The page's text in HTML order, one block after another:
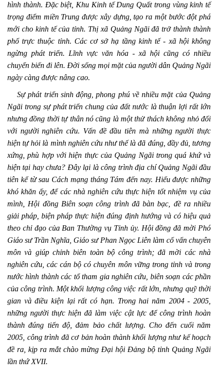
hình thành. Đặc biệt, Khu Kinh tế Dung Quất trong vùng kinh tế
trọng điểm miền Trung được xây dựng, tạo ra một bước đột phá
mới cho kinh tế của tỉnh. Thị xã Quảng Ngãi đã trở thành thành
phố trực thuộc tỉnh. Các cơ sở hạ tầng kinh tế - xã hội không
ngừng phát triển. Lĩnh vực văn hóa - xã hội cũng có nhiều
chuyển biến đi lên. Đời sống mọi mặt của người dân Quảng Ngãi
ngày càng được nâng cao.
Sự phát triển sinh động, phong phú về nhiều mặt của Quảng
Ngãi trong sự phát triển chung của đất nước là thuận lợi rất lớn
nhưng đồng thời tự thân nó cũng là một thử thách không nhỏ đối
với người nghiên cứu. Vấn đề đầu tiên mà những người thực
hiện tự hỏi là mình nghiên cứu như thế là đã đúng, đầy đủ, tương
xứng, phù hợp với hiện thực của Quảng Ngãi trong quá khứ và
hiện tại hay chưa? Đây lại là công trình địa chí Quảng Ngãi đầu
tiên kể từ sau Cách mạng tháng Tám đến nay. Hiểu được những
khó khăn ấy, để các nhà nghiên cứu thực hiện tốt nhiệm vụ của
mình, Hội đồng Biên soạn công trình đã bàn bạc, đề ra nhiều
giải pháp, biện pháp thực hiện đúng định hướng và có hiệu quả
theo chỉ đạo của Ban Thường vụ Tỉnh ủy. Hội đồng đã mời Phó
Giáo sư Trần Nghĩa, Giáo sư Phan Ngọc Liên làm cố vấn chuyên
môn và giúp chỉnh biên toàn bộ công trình; đã mời các nhà
nghiên cứu, các cán bộ có chuyên môn vững trong tỉnh và trong
nước hình thành các tổ tham gia nghiên cứu, biên soạn các phần
của công trình. Một khối lượng công việc rất lớn, nhưng quỹ thời
gian và điều kiện lại rất có hạn. Trong hai năm 2004 - 2005,
những người thực hiện đã làm việc cật lực để công trình hoàn
thành đúng tiến độ, đảm bảo chất lượng. Cho đến cuối năm
2005, công trình đã cơ bản hoàn thành khối lượng như kế hoạch
đề ra, kịp ra mắt chào mừng Đại hội Đảng bộ tỉnh Quảng Ngãi
lần thứ XVII.